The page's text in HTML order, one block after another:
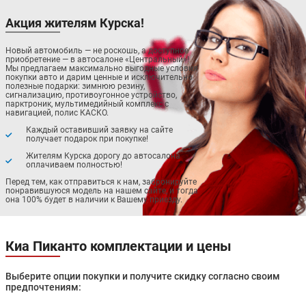
Акция жителям Курска!
Новый автомобиль — не роскошь, а доступное
приобретение — в автосалоне «Центральный»!
Мы предлагаем максимально выгодные условия
покупки авто и дарим ценные и исключительно
полезные подарки: зимнюю резину,
сигнализацию, противоугонное устройство,
парктроник, мультимедийный комплекс с
навигацией, полис КАСКО.
Каждый оставивший заявку на сайте
получает подарок при покупке!
Жителям Курска дорогу до автосалона
оплачиваем полностью!
Перед тем, как отправиться к нам, забронируйте
понравившуюся модель на нашем сайте, и тогда
она 100% будет в наличии к Вашему приезду.
Киа Пиканто комплектации и цены
Выберите опции покупки и получите скидку согласно своим
предпочтениям: